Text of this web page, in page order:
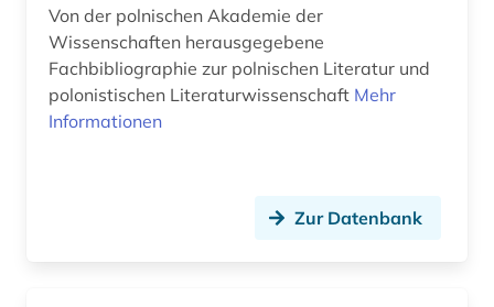
Von der polnischen Akademie der
Wissenschaften herausgegebene
Fachbibliographie zur polnischen Literatur und
polonistischen Literaturwissenschaft Mehr
Informationen
Zur Datenbank